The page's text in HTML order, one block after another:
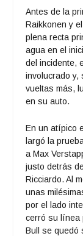
Antes de la
Raikkonen y
plena recta
agua en el
del incidente,
involucrado y,
vueltas más,
en su auto.
En un atípico
largó la
a Max
justo detrás
Ricciardo. Al
unas
por el lado
cerró su línea
Bull se quedó